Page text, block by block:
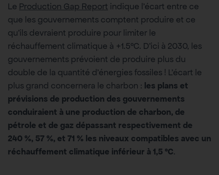
Le Production Gap Report indique l’écart entre ce
que les gouvernements comptent produire et ce
qu’ils devraient produire pour limiter le
réchauffement climatique à +1.5°C. D’ici à 2030, les
gouvernements prévoient de produire plus du
double de la quantité d’énergies fossiles ! L’écart le
plus grand concernera le charbon : les plans et
prévisions de production des gouvernements
conduiraient à une production de charbon, de
pétrole et de gaz dépassant respectivement de
240 %, 57 %, et 71 % les niveaux compatibles avec un
réchauffement climatique inférieur à 1,5 °C.